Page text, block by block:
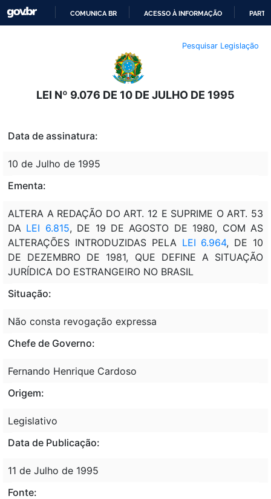
O
CONTEÚDO
COMUNICA BR ACESSO À INFORMAÇÃO
Pesquisar Legislação
LEI Nº 9.076 DE 10 DE JULHO DE 1995
Data de assinatura:
10 de Julho de 1995
Ementa:
ALTERA A REDAÇÃO DO ART. 12 E SUPRIME O ART. 53
DA LEI 6.815, DE 19 DE AGOSTO DE 1980, COM AS
ALTERAÇÕES INTRODUZIDAS PELA LEI 6.964, DE 10
DE DEZEMBRO DE 1981, QUE DEFINE A SITUAÇÃO
JURÍDICA DO ESTRANGEIRO NO BRASIL
Situação:
Não consta revogação expressa
Chefe de Governo:
Fernando Henrique Cardoso
Origem:
Legislativo
Data de Publicação:
11 de Julho de 1995
Fonte: